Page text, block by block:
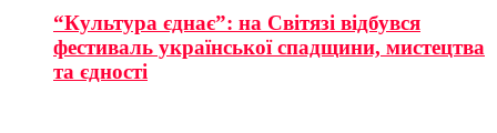
“Культура єднає”: на Світязі відбувся
фестиваль української спадщини, мистецтва
та єдності